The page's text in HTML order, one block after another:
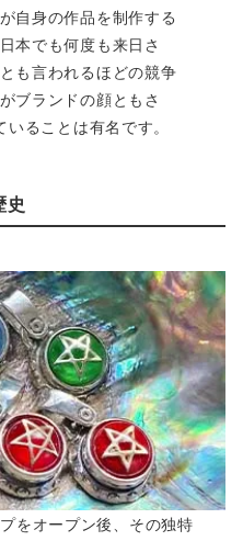
自身の作品を制作する
本でも何度も来日さ
も言われるほどの競争
ブランドの顔ともさ
ることは有名です。
史
をオープン後、その独特